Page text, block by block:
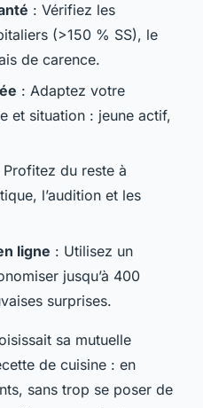
: Vérifiez les
(>150 % SS), le
de carence.
: Adaptez votre
et situation : jeune actif,
Profitez du reste à
l’audition et les
ligne : Utilisez un
jusqu’à 400
surprises.
sa mutuelle
de cuisine : en
sans trop se poser de